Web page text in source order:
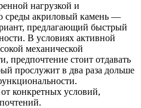
нагрузкой и
среды акриловый камень —
предлагающий быстрый
В условиях активной
механической
предпочтение стоит отдавать
прослужит в два раза дольше
конкретных условий,